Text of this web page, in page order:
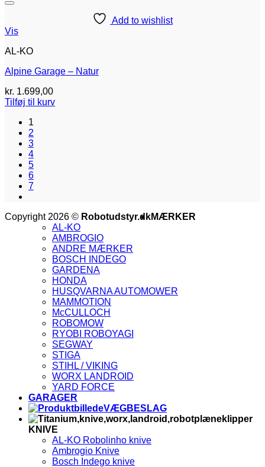
Add to wishlist
Vis
AL-KO
Alpine Garage – Natur
kr. 1.699,00
Tilføj til kurv
1
2
3
4
5
6
7
Copyright 2026 © Robotudstyr.dkMÆRKER
AL-KO
AMBROGIO
ANDRE MÆRKER
BOSCH INDEGO
GARDENA
HONDA
HUSQVARNA AUTOMOWER
MAMMOTION
McCULLOCH
ROBOMOW
RYOBI ROBOYAGI
SEGWAY
STIGA
STIHL / VIKING
WORX LANDROID
YARD FORCE
GARAGER
VÆGBESLAG
KNIVE
AL-KO Robolinho knive
Ambrogio Knive
Bosch Indego knive